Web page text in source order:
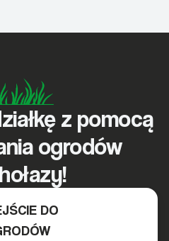
z pomocą
ogrodów
DO